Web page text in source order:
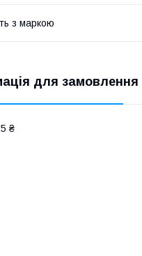
з маркою
для замовлення
₴